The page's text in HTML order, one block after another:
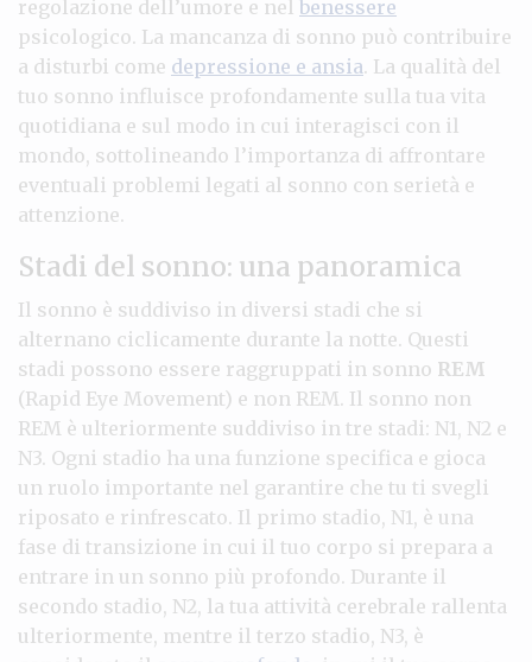
regolazione dell’umore e nel benessere
psicologico. La mancanza di sonno può contribuire
a disturbi come depressione e ansia. La qualità del
tuo sonno influisce profondamente sulla tua vita
quotidiana e sul modo in cui interagisci con il
mondo, sottolineando l’importanza di affrontare
eventuali problemi legati al sonno con serietà e
attenzione.
Stadi del sonno: una panoramica
Il sonno è suddiviso in diversi stadi che si
alternano ciclicamente durante la notte. Questi
stadi possono essere raggruppati in sonno REM
(Rapid Eye Movement) e non REM. Il sonno non
REM è ulteriormente suddiviso in tre stadi: N1, N2 e
N3. Ogni stadio ha una funzione specifica e gioca
un ruolo importante nel garantire che tu ti svegli
riposato e rinfrescato. Il primo stadio, N1, è una
fase di transizione in cui il tuo corpo si prepara a
entrare in un sonno più profondo. Durante il
secondo stadio, N2, la tua attività cerebrale rallenta
ulteriormente, mentre il terzo stadio, N3, è